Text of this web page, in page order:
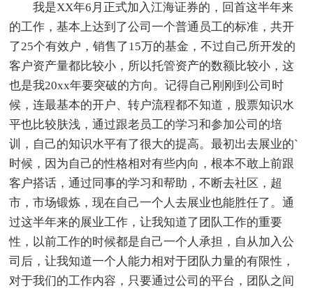
我是XX年6月正式加入江海证券的，回首这半年来
的工作，基本上达到了公司一个普通员工的标准，共开
了25个有效户，销售了15万的基金，不过自己所开发的
客户资产量都比较小，所以托管资产的数额比较小，这
也是我20xx年要突破的方向。记得自己刚刚到公司时
候，连最基本的开户、转户流程都不知道，股票知识水
平也比较肤浅，通过跟老员工的学习和参加公司的培
训，自己的知识水平有了很大的提高。最初出去展业的`
时候，因为自己的性格相对有些内向，根本不敢上前跟
客户搭话，通过同事的学习和帮助，不断去社区，超
市，市场锻炼，现在自己一个人去展业也能胜任了。通
过这半年来的展业工作，让我知道了团队工作的重要
性，以前工作的时候都是自己一个人承担，自从加入公
司后，让我知道一个人能力相对于团队力量的有限性，
对于我们的工作内容，只要通过公司的平台，团队之间